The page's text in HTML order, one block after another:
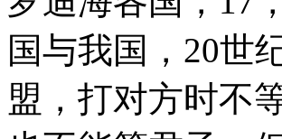
国与我国，20世
盟，打对方时不